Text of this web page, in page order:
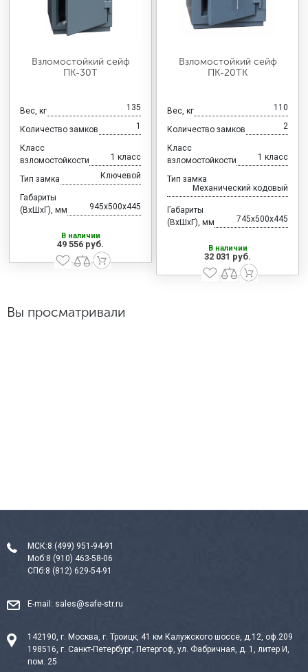
Взломостойкий сейф
ПК-30Т
Вес, кг 135
Количество замков 1
Класс
взломостойкости
1 класс
Тип замка Ключевой
Габариты
(ВхШхГ), мм
945x500x445
В наличии
49 556 руб.
Взломостойкий сейф
ПК-20ТК
Вес, кг 110
Количество замков 2
Класс
взломостойкости
1 класс
Тип замка
Механический кодовый
Габариты
(ВхШхГ), мм
745x500x445
В наличии
32 031 руб.
Вы просматривали
МСК:8 (499) 951-94-91
Моб:8 (910) 463-58-06
СПб:8 (812) 629-54-91
E-mail: sales@safe-str.ru
142190, г. Москва, г. Троицк, 41 км Калужского шоссе, д.12, оф.209
198516, г. Санкт-Петербург, Петергоф, ул. Фабричная, д. 1, литер И,
пом. 25